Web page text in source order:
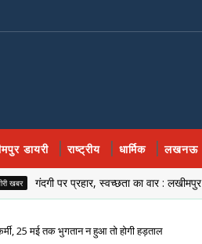
डायरी राष्ट्रीय धार्मिक लखनऊ
पर प्रहार, स्वच्छता का वार : लखीमपुर नगर
25 मई तक भुगतान न हुआ तो होगी हड़ताल